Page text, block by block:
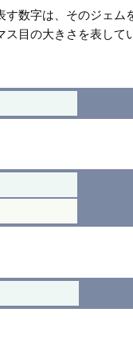
す数字は、そのジェム
目の大きさを表して